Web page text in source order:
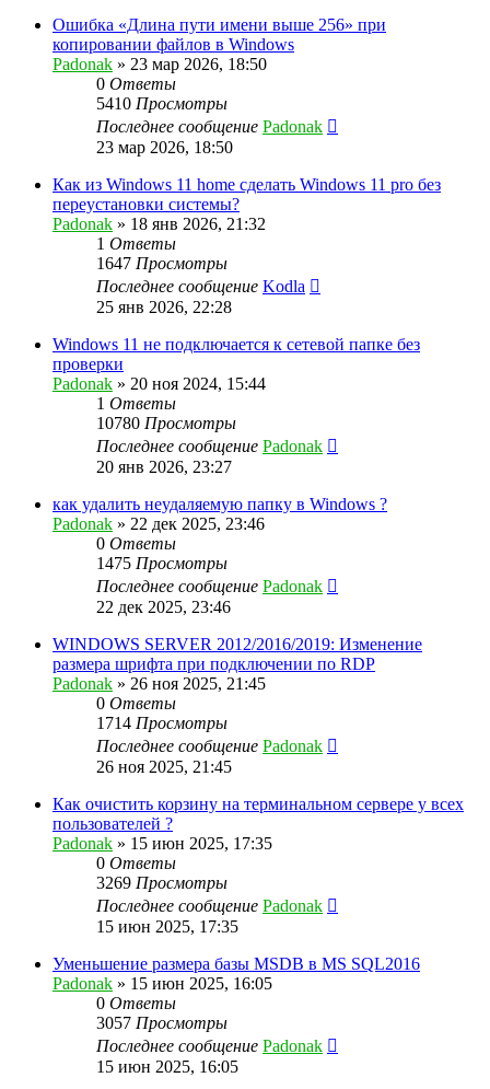
Ошибка «Длина пути имени выше 256» при
копировании файлов в Windows
Padonak » 23 мар 2026, 18:50
0 Ответы
5410 Просмотры
Последнее сообщение Padonak
23 мар 2026, 18:50
Как из Windows 11 home сделать Windows 11 pro без
переустановки системы?
Padonak » 18 янв 2026, 21:32
1 Ответы
1647 Просмотры
Последнее сообщение Kodla
25 янв 2026, 22:28
Windows 11 не подключается к сетевой папке без
проверки
Padonak » 20 ноя 2024, 15:44
1 Ответы
10780 Просмотры
Последнее сообщение Padonak
20 янв 2026, 23:27
как удалить неудаляемую папку в Windows ?
Padonak » 22 дек 2025, 23:46
0 Ответы
1475 Просмотры
Последнее сообщение Padonak
22 дек 2025, 23:46
WINDOWS SERVER 2012/2016/2019: Изменение
размера шрифта при подключении по RDP
Padonak » 26 ноя 2025, 21:45
0 Ответы
1714 Просмотры
Последнее сообщение Padonak
26 ноя 2025, 21:45
Как очистить корзину на терминальном сервере у всех
пользователей ?
Padonak » 15 июн 2025, 17:35
0 Ответы
3269 Просмотры
Последнее сообщение Padonak
15 июн 2025, 17:35
Уменьшение размера базы MSDB в MS SQL2016
Padonak » 15 июн 2025, 16:05
0 Ответы
3057 Просмотры
Последнее сообщение Padonak
15 июн 2025, 16:05